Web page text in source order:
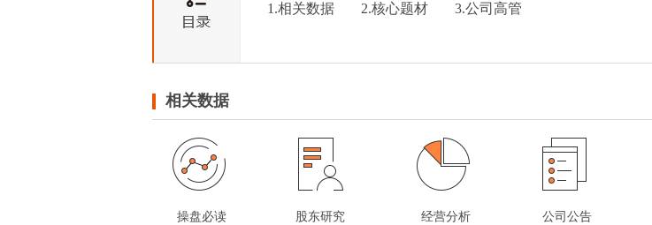
1.相关数据 2.核心题材 3.公司高管
相关数据
操盘必读 股东研究 经营分析 公司公告